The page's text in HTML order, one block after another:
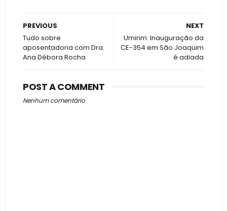
NEXT
Umirim: Inauguração da
CE-354 em São Joaquim
é adiada
PREVIOUS
Tudo sobre
aposentadoria com Dra.
Ana Débora Rocha
POST A COMMENT
Nenhum comentário